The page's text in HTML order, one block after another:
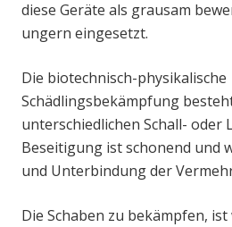
diese Geräte als grausam
ungern eingesetzt.
Die biotechnisch-physikalische
Schädlingsbekämpfung
unterschiedlichen Schall- oder
Beseitigung ist schonend und
und Unterbindung der
Die Schaben zu bekämpfen,